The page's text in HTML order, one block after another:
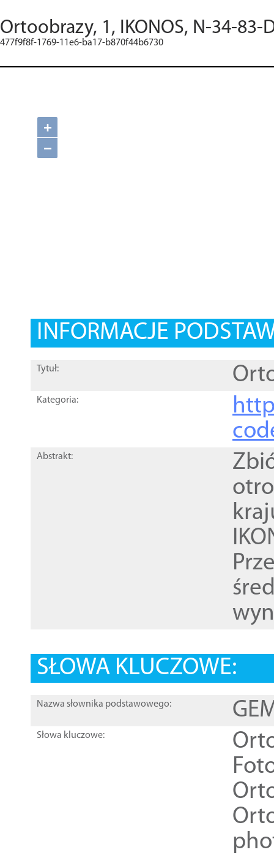
Ortoobrazy, 1, IKONOS, N-34-83-
477f9f8f-1769-11e6-ba17-b870f44b6730
+
−
INFORMACJE
Tytuł:
Kategoria:
Abstrakt:
SŁOWA KLUCZOWE:
Nazwa słownika podstawowego:
Słowa kluczowe: